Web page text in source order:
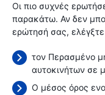
Οι πιο συχνές
παρακάτω. Αν δεν
ερώτησή σας, ελέγξτε
τον Περασμένο
αυτοκινήτων σε
Ο μέσος όρος